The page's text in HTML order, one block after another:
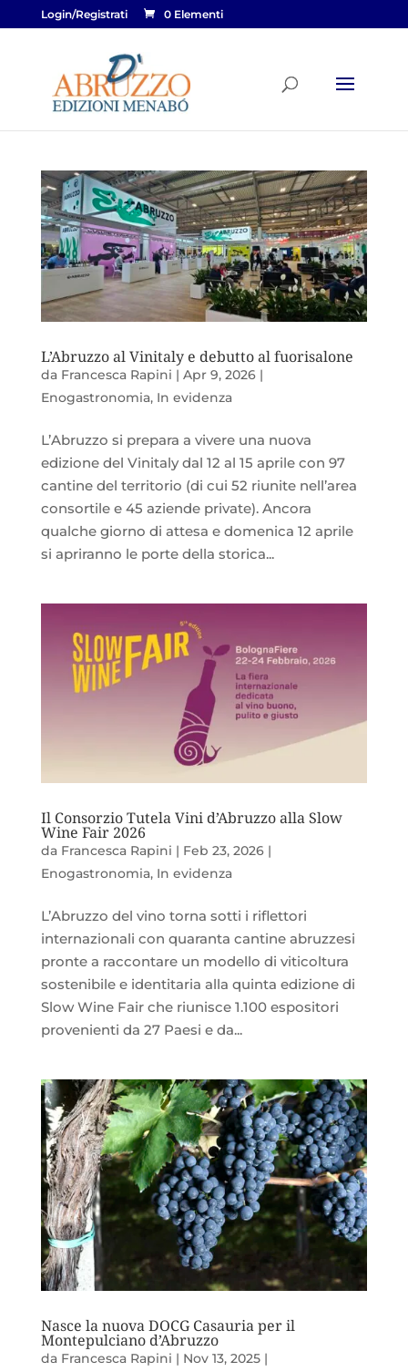
Login/Registrati 0 Elementi
L’Abruzzo al Vinitaly e debutto al fuorisalone
da Francesca Rapini | Apr 9, 2026|
Enogastronomia, In evidenza
L’Abruzzo si prepara a vivere una nuova
edizione del Vinitaly dal 12 al 15 aprile con 97
cantine del territorio (di cui 52 riunite nell’area
consortile e 45 aziende private). Ancora
qualche giorno di attesa e domenica 12 aprile
si apriranno le porte della storica...
Il Consorzio Tutela Vini d’Abruzzo alla Slow
Wine Fair 2026
da Francesca Rapini | Feb 23, 2026|
Enogastronomia, In evidenza
L’Abruzzo del vino torna sotti i riflettori
internazionali con quaranta cantine abruzzesi
pronte a raccontare un modello di viticoltura
sostenibile e identitaria alla quinta edizione di
Slow Wine Fair che riunisce 1.100 espositori
provenienti da 27 Paesi e da...
Nasce la nuova DOCG Casauria per il
Montepulciano d’Abruzzo
da Francesca Rapini | Nov 13, 2025|